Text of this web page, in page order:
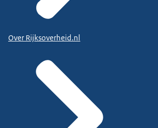
Over Rijksoverheid.nl